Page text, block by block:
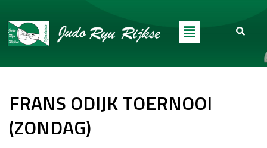
FRANS ODIJK TOERNOOI
(ZONDAG)